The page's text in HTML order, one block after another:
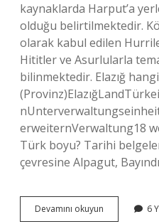
kaynaklarda Harput’a
olduğu belirtilmektedir.
olarak kabul edilen
Hititler ve Asurlularla
bilinmektedir. Elazığ
erweiternVerwaltung18
Türk boyu? Tarihi
çevresine Alpagut,
Devamını okuyun
Hangi
6